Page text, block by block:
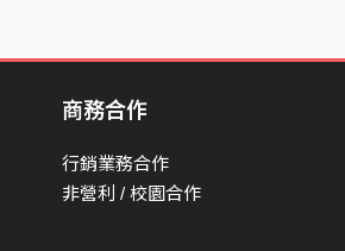
商務合作
行銷業務合作
非營利 / 校園合作